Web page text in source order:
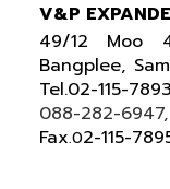
V&P
49/12 Moo
Bangplee,
Tel.02-115-
088-282-
Fax.02-115-